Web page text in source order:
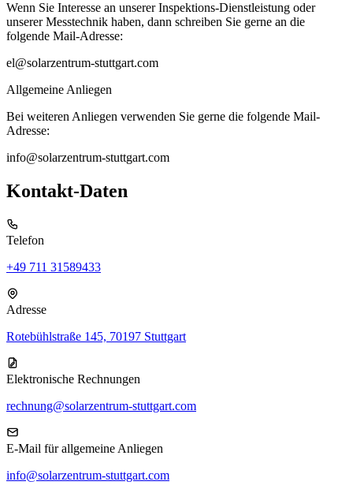
Wenn Sie Interesse an unserer Inspektions-Dienstleistung oder
unserer Messtechnik haben, dann schreiben Sie gerne an die
folgende Mail-Adresse:
el@solarzentrum-stuttgart.com
Allgemeine Anliegen
Bei weiteren Anliegen verwenden Sie gerne die folgende Mail-
Adresse:
info@solarzentrum-stuttgart.com
Kontakt-Daten
Telefon
+49 711 31589433
Adresse
Rotebühlstraße 145, 70197 Stuttgart
Elektronische Rechnungen
rechnung@solarzentrum-stuttgart.com
E-Mail für allgemeine Anliegen
info@solarzentrum-stuttgart.com